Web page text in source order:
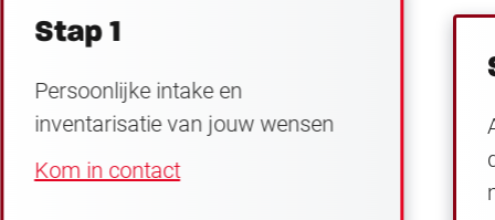
Stap 1
Persoonlijke intake en
inventarisatie van jouw wensen
Kom in contact